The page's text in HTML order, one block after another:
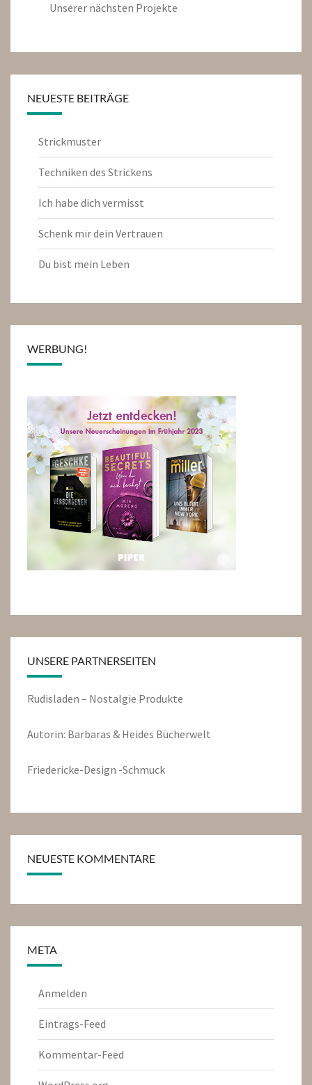
Unserer nächsten Projekte
NEUESTE BEITRÄGE
Strickmuster
Techniken des Strickens
Ich habe dich vermisst
Schenk mir dein Vertrauen
Du bist mein Leben
WERBUNG!
UNSERE PARTNERSEITEN
Rudisladen – Nostalgie Produkte
Autorin: Barbaras & Heides Bücherwelt
Friedericke-Design -Schmuck
NEUESTE KOMMENTARE
META
Anmelden
Eintrags-Feed
Kommentar-Feed